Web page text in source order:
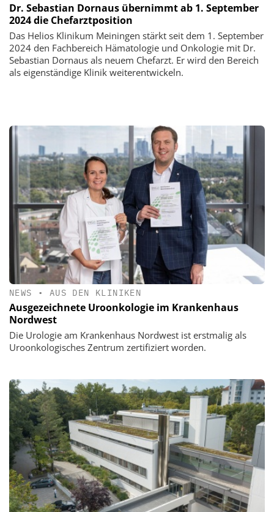
Dr. Sebastian Dornaus übernimmt ab 1. September
2024 die Chefarztposition
Das Helios Klinikum Meiningen stärkt seit dem 1. September
2024 den Fachbereich Hämatologie und Onkologie mit Dr.
Sebastian Dornaus als neuem Chefarzt. Er wird den Bereich
als eigenständige Klinik weiterentwickeln.
NEWS • AUS DEN KLINIKEN
Ausgezeichnete Uroonkologie im Krankenhaus
Nordwest
Die Urologie am Krankenhaus Nordwest ist erstmalig als
Uroonkologisches Zentrum zertifiziert worden.